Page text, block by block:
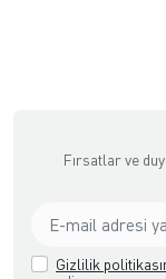
Fırsatlar ve
Gizlilik